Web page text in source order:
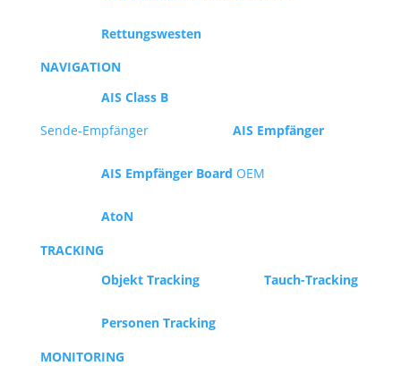
Rettungswesten
NAVIGATION
AIS Class B
Sende-Empfänger
AIS Empfänger
AIS Empfänger Board OEM
AtoN
TRACKING
Objekt Tracking
Tauch-Tracking
Personen Tracking
MONITORING